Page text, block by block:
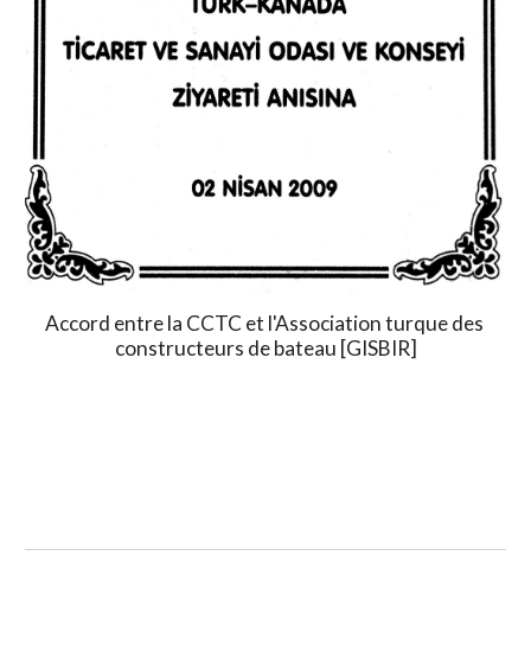
Accord entre la CCTC et l'Association turque des
constructeurs de bateau [GISBIR]